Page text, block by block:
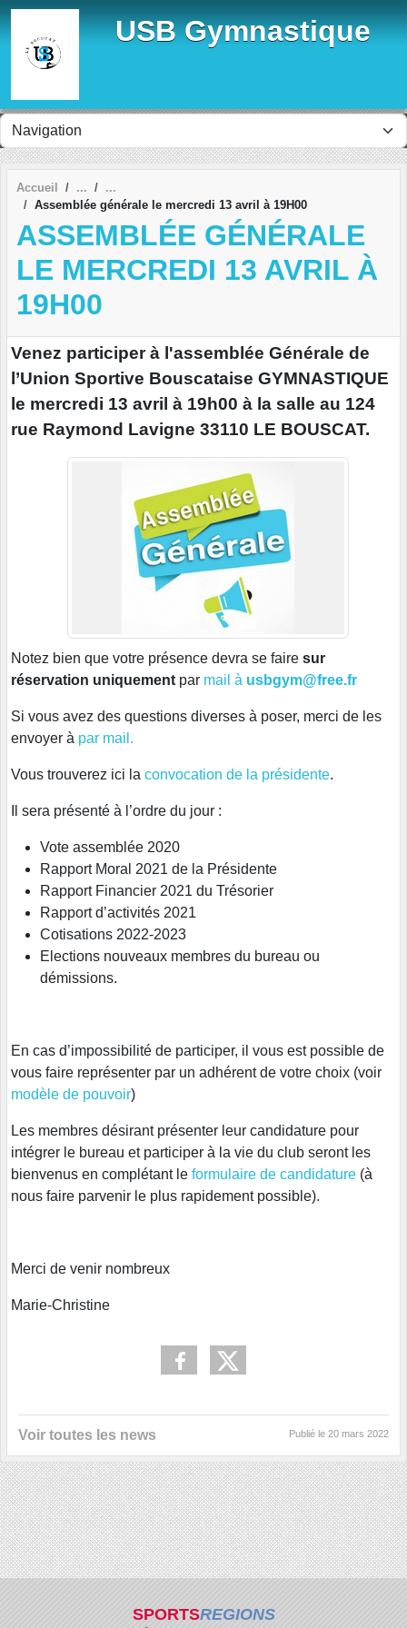
USB Gymnastique
Accueil
Assemblée générale le mercredi 13 avril à 19H00
ASSEMBLÉE GÉNÉRALE
LE MERCREDI 13 AVRIL À
19H00
Venez participer à l'assemblée Générale de
l’Union Sportive Bouscataise GYMNASTIQUE
le mercredi 13 avril à 19h00 à la salle au 124
rue Raymond Lavigne 33110 LE BOUSCAT.
Notez bien que votre présence devra se faire sur
réservation uniquement par mail à usbgym@free.fr
Si vous avez des questions diverses à poser, merci de les
envoyer à par mail.
Vous trouverez ici la convocation de la présidente.
Il sera présenté à l’ordre du jour :
Vote assemblée 2020
Rapport Moral 2021 de la Présidente
Rapport Financier 2021 du Trésorier
Rapport d’activités 2021
Cotisations 2022-2023
Elections nouveaux membres du bureau ou
démissions.
En cas d’impossibilité de participer, il vous est possible de
vous faire représenter par un adhérent de votre choix (voir
modèle de pouvoir)
Les membres désirant présenter leur candidature pour
intégrer le bureau et participer à la vie du club seront les
bienvenus en complétant le formulaire de candidature (à
nous faire parvenir le plus rapidement possible).
Merci de venir nombreux
Marie-Christine
Voir toutes les news Publié le 20 mars 2022
SPORTSREGIONS
Panneau de gestion des cookies